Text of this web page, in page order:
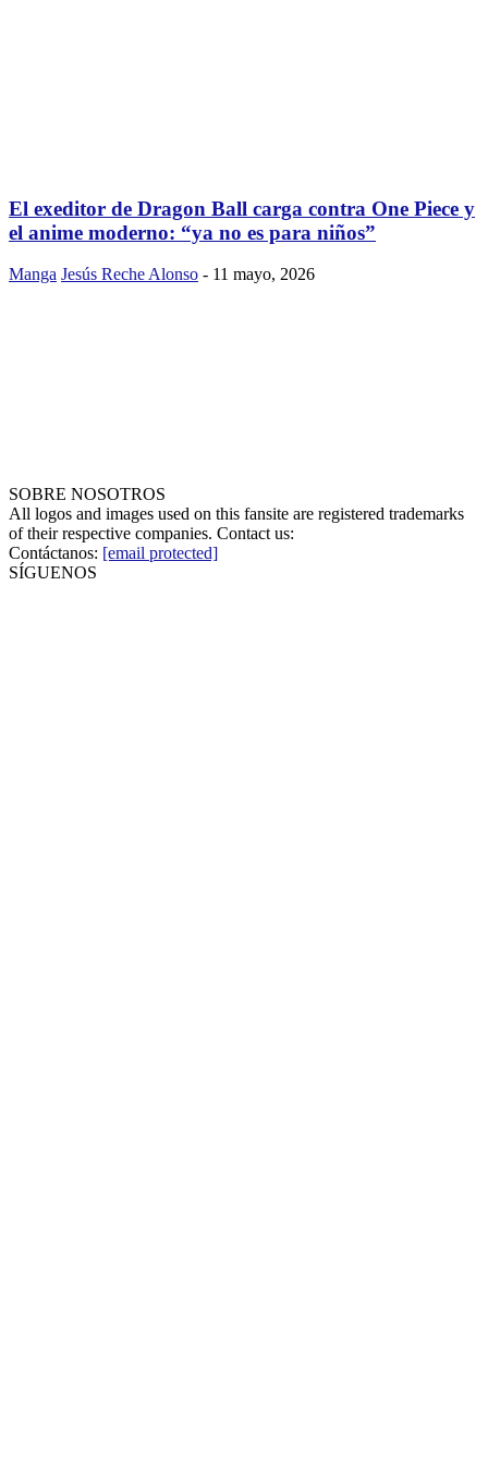
El exeditor de Dragon Ball carga contra One Piece y
el anime moderno: “ya no es para niños”
Manga Jesús Reche Alonso - 11 mayo, 2026
SOBRE NOSOTROS
All logos and images used on this fansite are registered trademarks
of their respective companies. Contact us:
Contáctanos: [email protected]
SÍGUENOS